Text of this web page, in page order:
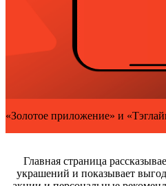
«Золотое приложение» и
Главная страница
украшений и показывает